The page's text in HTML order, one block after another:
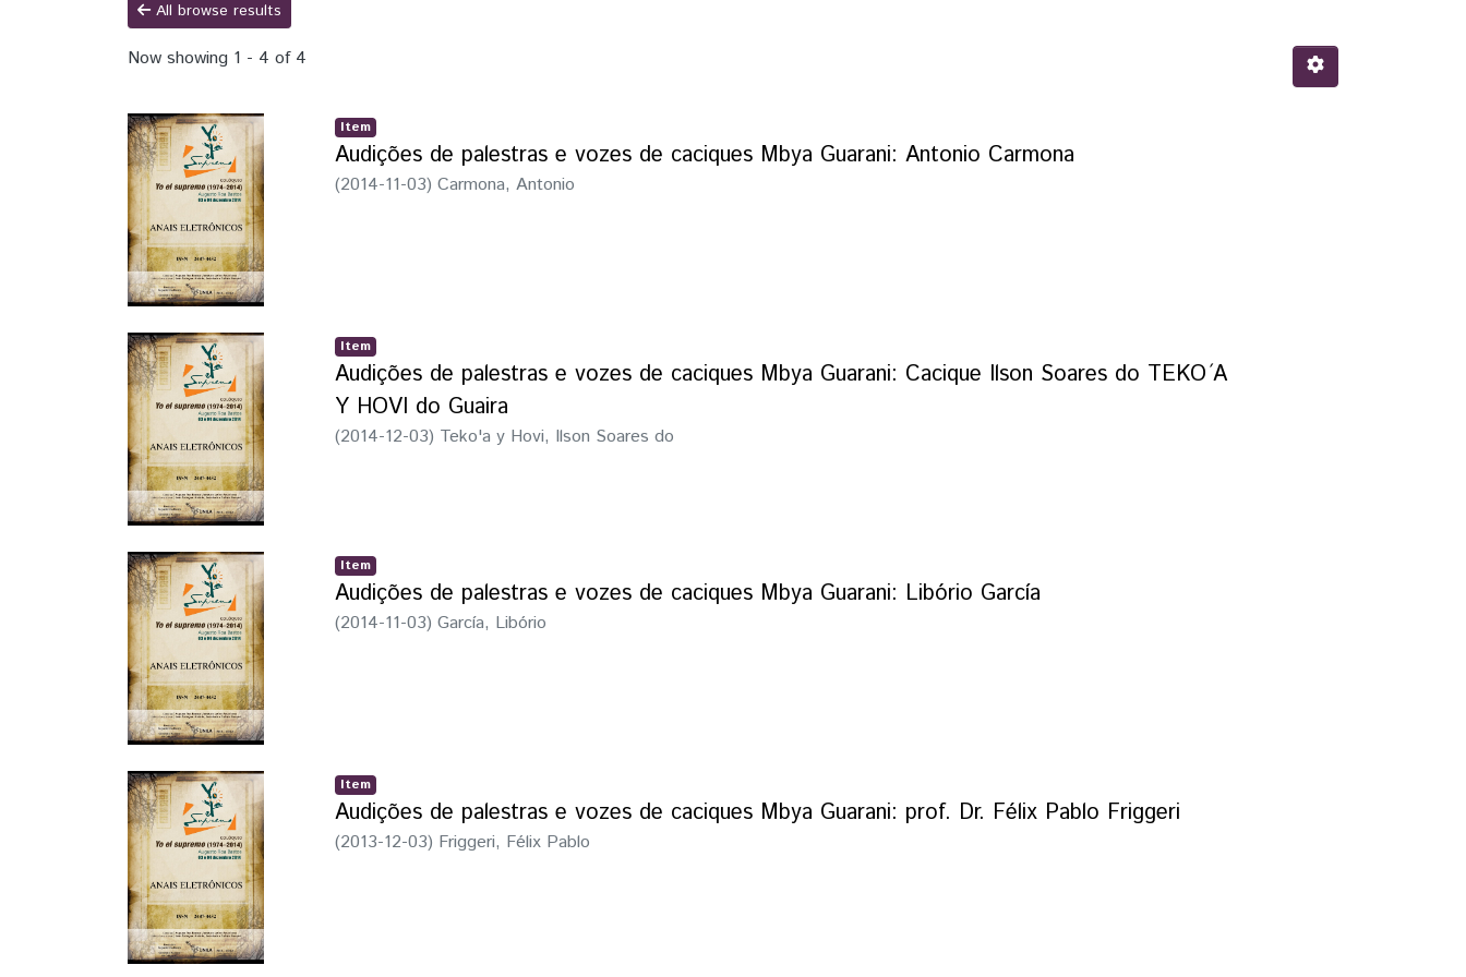
All browse results
Now showing 1 - 4 of 4
Item
Audições de palestras e vozes de caciques Mbya Guarani: Antonio Carmona
(2014-11-03) Carmona, Antonio
Item
Audições de palestras e vozes de caciques Mbya Guarani: Cacique Ilson Soares do TEKO ́A
Y HOVI do Guaira
(2014-12-03) Teko'a y Hovi, Ilson Soares do
Item
Audições de palestras e vozes de caciques Mbya Guarani: Libório García
(2014-11-03) García, Libório
Item
Audições de palestras e vozes de caciques Mbya Guarani: prof. Dr. Félix Pablo Friggeri
(2013-12-03) Friggeri, Félix Pablo